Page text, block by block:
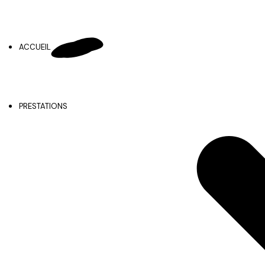
ACCUEIL
PRESTATIONS